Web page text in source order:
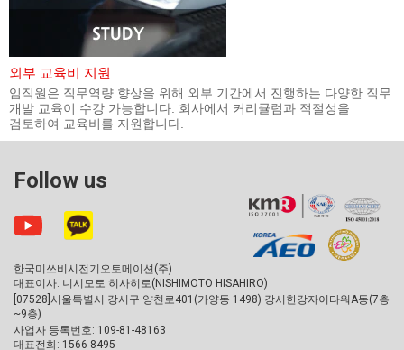
외부 교육비 지원
임직원은 직무역량 향상을 위해 외부 기간에서 진행하는 다양한 직무
개발 교육이 수강 가능합니다. 회사에서 커리큘럼과 적절성을
검토하여 교육비를 지원합니다.
Follow us
한국미쓰비시전기오토메이션(주)
대표이사: 니시모토 히사히로(NISHIMOTO HISAHIRO)
[07528]서울특별시 강서구 양천로401(가양동 1498) 강서한강자이타워A동(7층
~9층)
사업자 등록번호: 109-81-48163
대표전화: 1566-8495